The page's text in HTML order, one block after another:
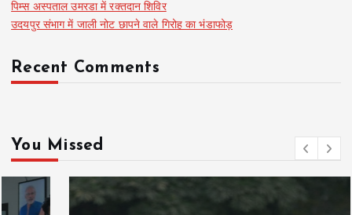
पिम्स अस्पताल उमरडा में रक्तदान शिविर
उदयपुर संभाग में जाली नोट छापने वाले गिरोह का भंडाफोड़
Recent Comments
You Missed